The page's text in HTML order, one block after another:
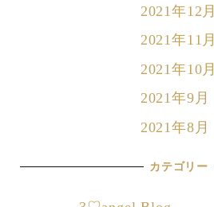
2021年12月
2021年11月
2021年10月
2021年9月
2021年8月
カテゴリー